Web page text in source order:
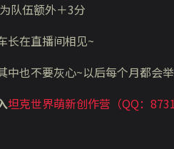
队伍额外＋3分
长在直播间相见~
中也不要灰心~以后每个月都会
坦克世界萌新创作营（QQ：